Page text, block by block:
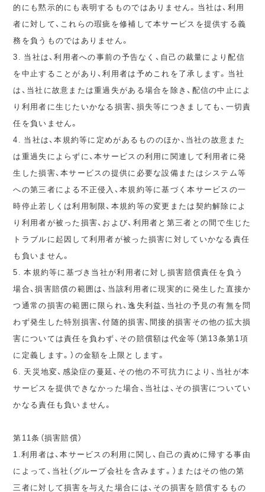
的にも黙示的にも表明するものではありません。当社は、利用
者に対して、これらの瑕疵を修補して本サービスを提供する義
務を負うものではありません。
3. 当社は、利用者への事前の予告なく、自己の裁量により配信
を中止することがあり、利用者は予めこれを了承します。当社
は、当社に故意または重過失がある場合を除き、配信の中止によ
り利用者に生じたいかなる損害、損失等につきましても、一切責
任を負いません。
4. 当社は、本規約等に定めがあるもののほか、当社の故意また
は重過失によらずに、本サービスの利用に関連して利用者に発
生した損害、本サービスの提供に必要な設備またはシステム等
への第三者による不正侵入、本規約等に基づく本サービスの一
時停止若しくは利用制限、本規約等の変更または契約解除によ
り利用者が被った損害、および、利用者と第三者との間で生じた
トラブルに起因して利用者が被った損害に対していかなる責任
も負いません。
5. 本規約等に基づき当社が利用者に対し損害賠償責任を負う
場合、損害賠償の範囲は、当該利用者に現実的に発生した直接か
つ通常の損害の範囲に限られ、逸失利益、当社の予見の有無を問
わず発生した特別損害、付随的損害、間接的損害その他の拡大損
害については責任を負わず、その賠償額は代金等（第13条第1項
に定義します。）の金額を上限とします。
6. 天災地変、感染症の蔓延、その他の不可抗力により、当社が本
サービスを提供できなかった場合、当社は、その損害についてい
かなる責任も負いません。
第11条（損害賠償）
1.利用者は、本サービスの利用に関し、自己の責めに帰する事由
によって、当社（グループ会社を含みます。）またはその他の第
三者に対して損害を与えた場合には、その損害を賠償するもの